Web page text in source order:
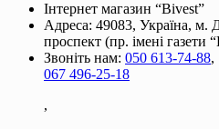
Інтернет магазин “Bivest”
Адреса: 49083, Україна, м.
проспект (пр. імені газети
Звоніть нам: 050 613-74-88,
067 496-25-18
,